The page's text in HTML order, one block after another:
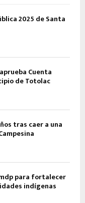
2025 de Santa
Cuenta
de Totolac
tras caer a una
para fortalecer
indígenas